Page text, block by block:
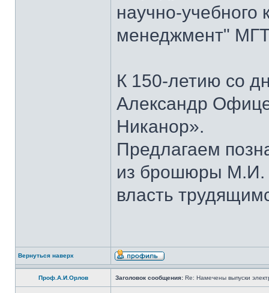
научно-
менеджмент"
К 150-летию со
Александр
Никанор».
Предлагаем
из брошюры М.И.
власть
Вернуться наверх
Проф.А.И.Орлов Заголовок сообщения: Re: Намечены выпуски